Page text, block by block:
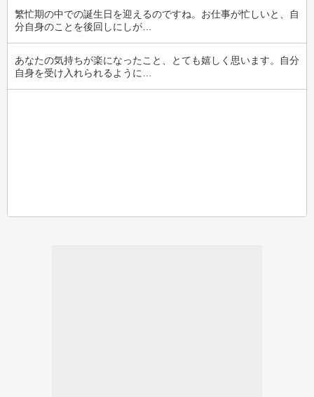
繁忙期の中での誕生日を迎えるのですね。お仕事が忙しいと、自
分自身のことを後回しにしが…
あなたの気持ちが楽になったこと、とても嬉しく思います。自分
自身を受け入れられるように…